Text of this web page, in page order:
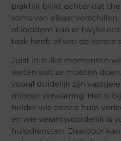
praktijk blijkt echter dat
soms van elkaar
of incident kan er twijfel
taak heeft of wat de eerste
Juist in zulke momenten
weten wat ze moeten
vooraf duidelijk zijn
minder verwarring. Het is
helder wie eerste hulp
en wie verantwoordelijk is
hulpdiensten. Daardoor